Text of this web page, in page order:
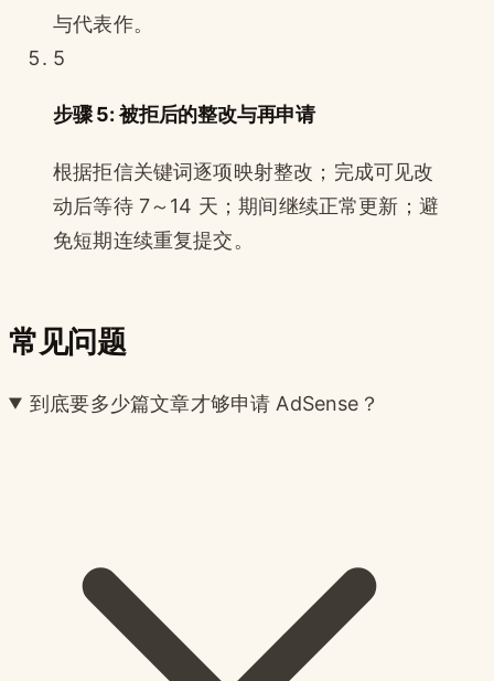
与代表作。
5
步骤 5: 被拒后的整改与再申请
根据拒信关键词逐项映射整改；完成可见改
动后等待 7～14 天；期间继续正常更新；避
免短期连续重复提交。
常见问题
到底要多少篇文章才够申请 AdSense？